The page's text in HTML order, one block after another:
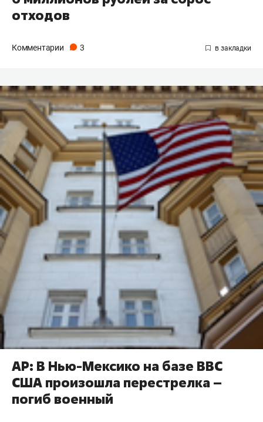
отходов
Комментарии 3
AP: В Нью-Мексико на базе ВВС
США произошла перестрелка –
погиб военный